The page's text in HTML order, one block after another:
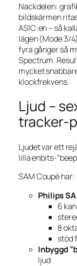
Nackdelen:
bildskärmen
ASIC:en – så
lägen (Mode 3/
fyra gånger så
Spectrum.
mycket
klockfrekvens.
Ljud –
tracker-
Ljudet var ett
lilla enbits-
SAM Coupé har:
Philips
6
8
stöd
Inbyggd
ljud